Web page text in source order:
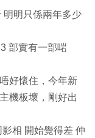
明明只係兩年多少
部實有一部啱
好懷住，今年新
機板壞，剛好出
相 開始覺得差 仲